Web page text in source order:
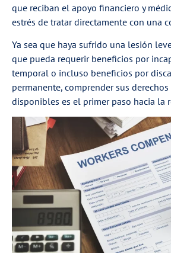
que reciban el apoyo financiero y
estrés de tratar directamente con una
Ya sea que haya sufrido una lesión
que pueda requerir beneficios por
temporal o incluso beneficios por
permanente, comprender sus
disponibles es el primer paso hacia la